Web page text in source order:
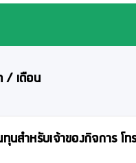
/ เดือน
ทุนสำหรับเจ้าของกิจการ